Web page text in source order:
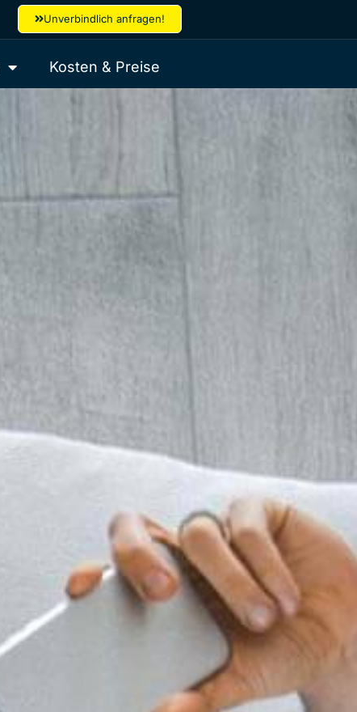
Unverbindlich anfragen!
Kosten & Preise